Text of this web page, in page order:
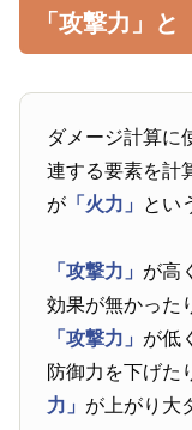
「攻撃力」
ダメージ計算に
連する要素を計
が 「火力」 とい
「攻撃力」 が高
効果が無かった
「攻撃力」 が低
防御力を下げた
力」 が上がり大